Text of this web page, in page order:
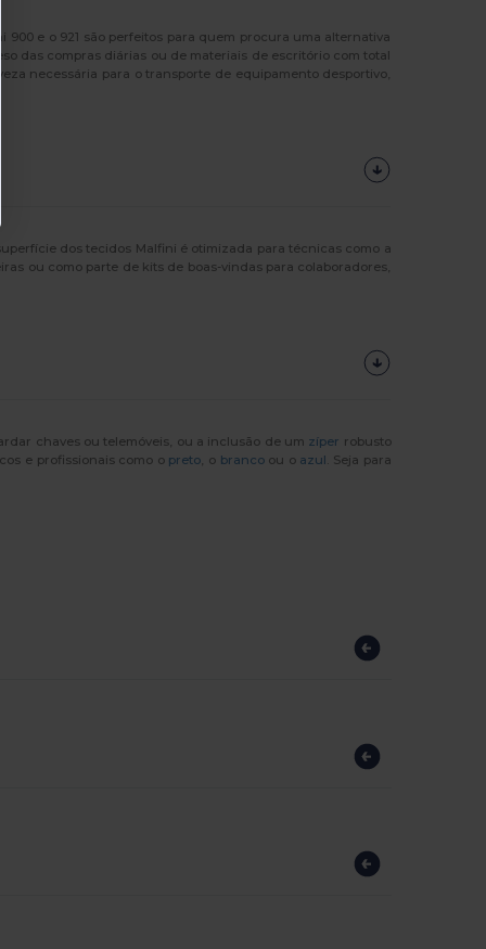
e o 921 são perfeitos para quem procura uma alternativa
das compras diárias ou de materiais de escritório com total
necessária para o transporte de equipamento desportivo,
dos tecidos Malfini é otimizada para técnicas como a
ou como parte de kits de boas-vindas para colaboradores,
chaves ou telemóveis, ou a inclusão de um zíper robusto
e profissionais como o preto, o brancoou o azul . Seja para